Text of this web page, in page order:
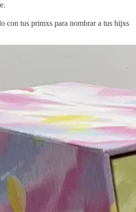
con tus primxs para nombrar a tus hijxs